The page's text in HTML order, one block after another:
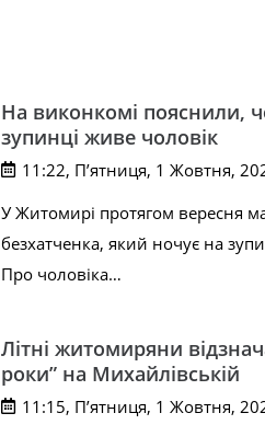
На виконкомі пояснили,
зупинці живе чоловік
11:22, П’ятниця, 1 Жовтня,
У Житомирі протягом вересня
безхатченка, який ночує на
Про чоловіка…
Літні житомиряни
роки” на Михайлівській
11:15, П’ятниця, 1 Жовтня,